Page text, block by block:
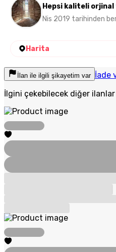
Hepsi kaliteli orjinal
Nis 2019 tarihinden
Harita
İlan ile ilgili şikayetim var İade
İlgini çekebilecek diğer ilanlar